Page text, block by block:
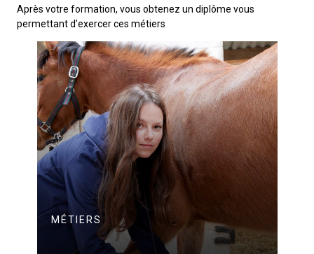
Après votre formation, vous obtenez un diplôme vous
permettant d’exercer ces métiers
MÉTIERS